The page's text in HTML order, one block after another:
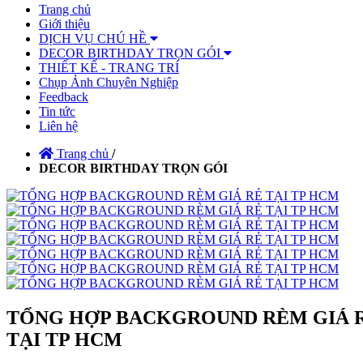
Trang chủ
Giới thiệu
DỊCH VỤ CHÚ HỀ
DECOR BIRTHDAY TRỌN GÓI
THIẾT KẾ - TRANG TRÍ
Chụp Ảnh Chuyên Nghiệp
Feedback
Tin tức
Liên hệ
Trang chủ /
DECOR BIRTHDAY TRỌN GÓI
TỔNG HỢP BACKGROUND RÈM GIÁ
TẠI TP HCM